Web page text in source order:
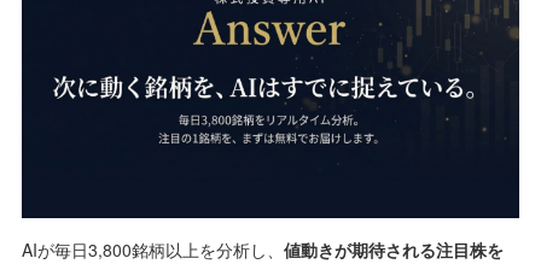
AIが毎日3,800銘柄以上を分析し、 値動きが期待される注目株を